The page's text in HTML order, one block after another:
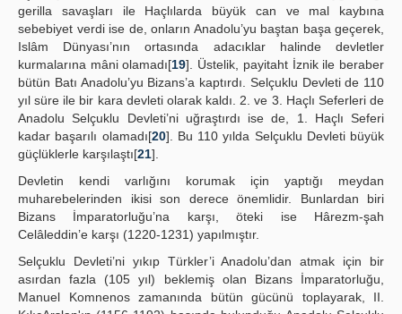
gerilla savaşları ile Haçlılarda büyük can ve mal kaybına
sebebiyet verdi ise de, onların Anadolu’yu baştan başa geçerek,
Islâm Dünyası’nın ortasında adacıklar halinde devletler
kurmalarına mâni olamadı[19]. Üstelik, payitaht İznik ile beraber
bütün Batı Anadolu’yu Bizans’a kaptırdı. Selçuklu Devleti de 110
yıl süre ile bir kara devleti olarak kaldı. 2. ve 3. Haçlı Seferleri de
Anadolu Selçuklu Devleti’ni uğraştırdı ise de, 1. Haçlı Seferi
kadar başarılı olamadı[20]. Bu 110 yılda Selçuklu Devleti büyük
güçlüklerle karşılaştı[21].
Devletin kendi varlığını korumak için yaptığı meydan
muharebelerinden ikisi son derece önemlidir. Bunlardan biri
Bizans İmparatorluğu’na karşı, öteki ise Hârezm-şah
Celâleddin’e karşı (1220-1231) yapılmıştır.
Selçuklu Devleti’ni yıkıp Türkler’i Anadolu’dan atmak için bir
asırdan fazla (105 yıl) beklemiş olan Bizans İmparatorluğu,
Manuel Komnenos zamanında bütün gücünü toplayarak, II.